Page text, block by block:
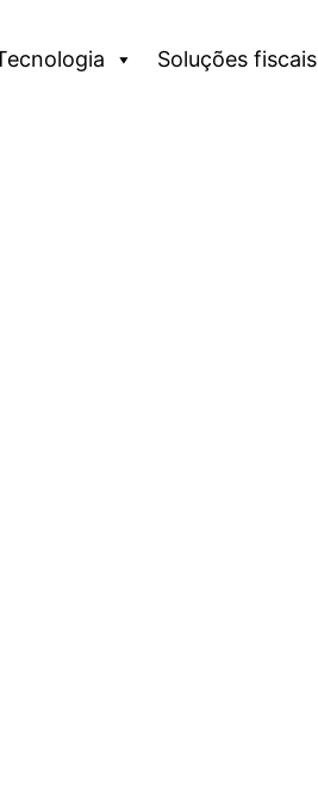
Soluções fiscais